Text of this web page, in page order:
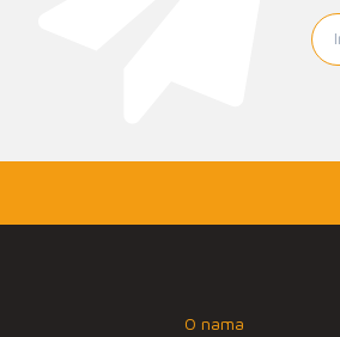
O nama